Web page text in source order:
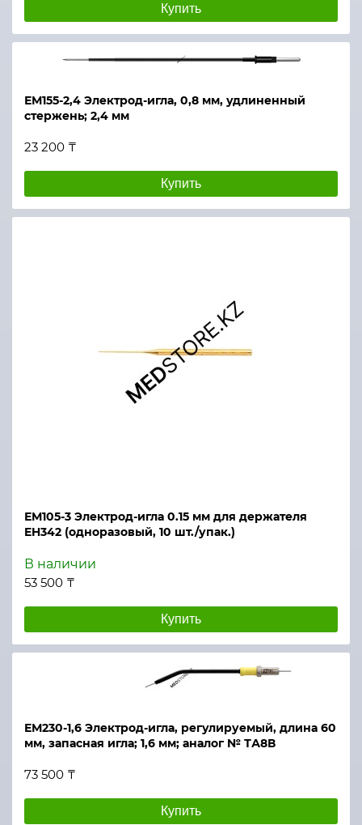
Купить
ЕМ155-2,4 Электрод-игла, 0,8 мм, удлиненный
стержень; 2,4 мм
23 200 ₸
Купить
ЕМ105-3 Электрод-игла 0.15 мм для держателя
EH342 (одноразовый, 10 шт./упак.)
В наличии
53 500 ₸
Купить
ЕМ230-1,6 Электрод-игла, регулируемый, длина 60
мм, запасная игла; 1,6 мм; аналог № ТА8В
73 500 ₸
Купить